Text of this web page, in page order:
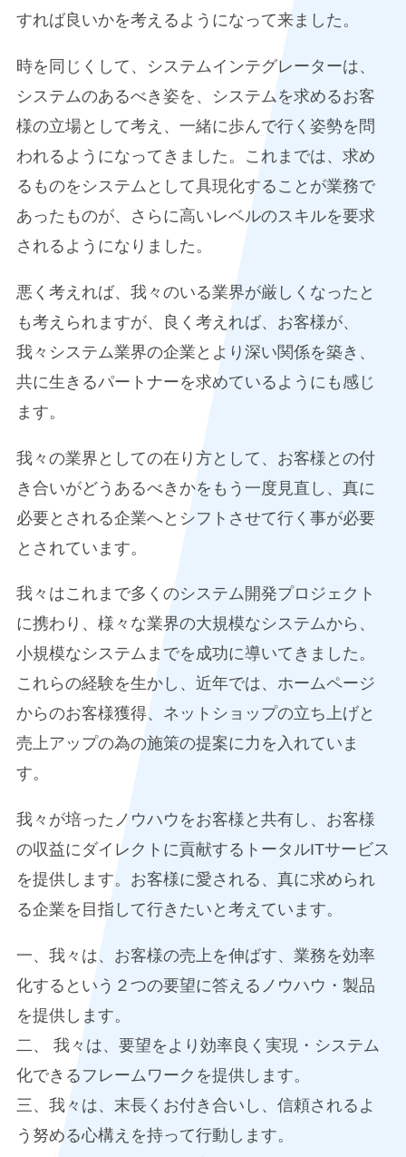
すれば良いかを考えるようになって来ました。
時を同じくして、システムインテグレーターは、
システムのあるべき姿を、システムを求めるお客
様の立場として考え、一緒に歩んで行く姿勢を問
われるようになってきました。これまでは、求め
るものをシステムとして具現化することが業務で
あったものが、さらに高いレベルのスキルを要求
されるようになりました。
悪く考えれば、我々のいる業界が厳しくなったと
も考えられますが、良く考えれば、お客様が、
我々システム業界の企業とより深い関係を築き、
共に生きるパートナーを求めているようにも感じ
ます。
我々の業界としての在り方として、お客様との付
き合いがどうあるべきかをもう一度見直し、真に
必要とされる企業へとシフトさせて行く事が必要
とされています。
我々はこれまで多くのシステム開発プロジェクト
に携わり、様々な業界の大規模なシステムから、
小規模なシステムまでを成功に導いてきました。
これらの経験を生かし、近年では、ホームページ
からのお客様獲得、ネットショップの立ち上げと
売上アップの為の施策の提案に力を入れていま
す。
我々が培ったノウハウをお客様と共有し、お客様
の収益にダイレクトに貢献するトータルITサービス
を提供します。お客様に愛される、真に求められ
る企業を目指して行きたいと考えています。
一、我々は、お客様の売上を伸ばす、業務を効率
化するという２つの要望に答えるノウハウ・製品
を提供します。
二、 我々は、要望をより効率良く実現・システム
化できるフレームワークを提供します。
三、我々は、末長くお付き合いし、信頼されるよ
う努める心構えを持って行動します。